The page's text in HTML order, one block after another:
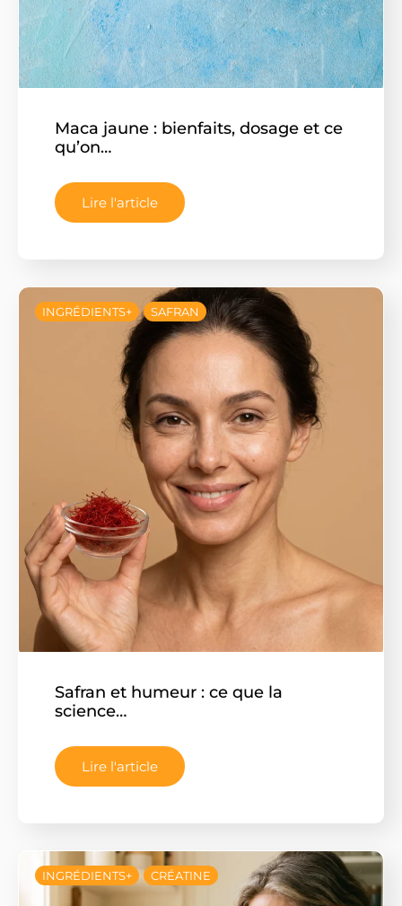
Maca jaune : bienfaits, dosage et ce
qu’on…
Lire l'article
INGRÉDIENTS+ SAFRAN
Safran et humeur : ce que la
science…
Lire l'article
INGRÉDIENTS+ CRÉATINE